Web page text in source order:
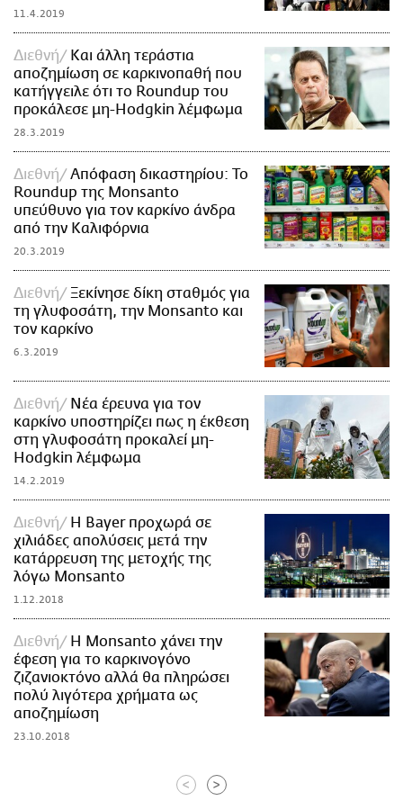
11.4.2019
Διεθνή
Και άλλη τεράστια
αποζημίωση σε καρκινοπαθή που
κατήγγειλε ότι το Roundup του
προκάλεσε μη-Hodgkin λέμφωμα
28.3.2019
Διεθνή
Απόφαση δικαστηρίου: To
Roundup της Monsanto
υπεύθυνο για τον καρκίνο άνδρα
από την Καλιφόρνια
20.3.2019
Διεθνή
Ξεκίνησε δίκη σταθμός για
τη γλυφοσάτη, την Monsanto και
τον καρκίνο
6.3.2019
Διεθνή
Νέα έρευνα για τον
καρκίνο υποστηρίζει πως η έκθεση
στη γλυφοσάτη προκαλεί μη-
Hodgkin λέμφωμα
14.2.2019
Διεθνή
H Βayer προχωρά σε
χιλιάδες απολύσεις μετά την
κατάρρευση της μετοχής της
λόγω Monsanto
1.12.2018
Διεθνή
Η Μonsanto χάνει την
έφεση για το καρκινογόνο
ζιζανιοκτόνο αλλά θα πληρώσει
πολύ λιγότερα χρήματα ως
αποζημίωση
23.10.2018
< >